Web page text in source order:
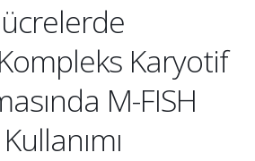
Karyotif
M-FISH